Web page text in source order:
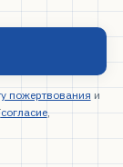
пожертвования и
согласие,